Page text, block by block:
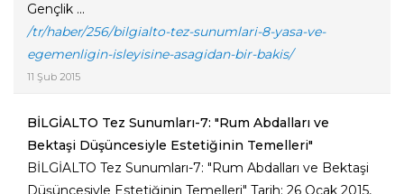
Gençlik ...
/tr/haber/256/bilgialto-tez-sunumlari-8-yasa-ve-
egemenligin-isleyisine-asagidan-bir-bakis/
11 Şub 2015
BİLGİALTO Tez Sunumları-7: "Rum Abdalları ve
Bektaşi Düşüncesiyle Estetiğinin Temelleri"
BİLGİALTO Tez Sunumları-7: "Rum Abdalları ve Bektaşi
Düşüncesiyle Estetiğinin Temelleri" Tarih: 26 Ocak 2015,